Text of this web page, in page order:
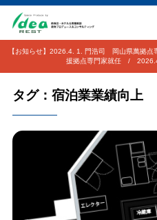
【お知らせ】2026.4. 1. 門浩司 岡山県萬
援拠点専門家就任 /
タグ：宿泊業業績向上